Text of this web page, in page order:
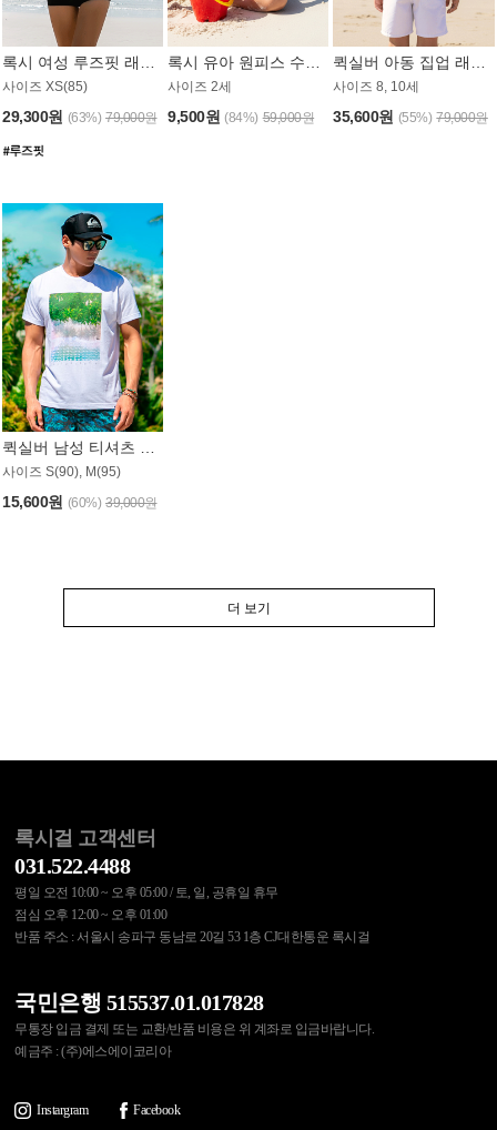
사이즈 XS(85)
29,300원 (63%) 79,000원
사이즈 2세
9,500원 (84%) 59,000원
사이즈 8, 10세
35,600원 (55%) 79,000원
퀵실버 남성 티셔츠 MST357WQS
사이즈 S(90), M(95)
15,600원 (60%) 39,000원
더 보기
록시걸 고객센터
031.522.4488
평일 오전 10:00 ~ 오후 05:00 / 토, 일, 공휴일 휴무
점심 오후 12:00 ~ 오후 01:00
반품 주소 : 서울시 송파구 동남로 20길 53 1층 CJ대한통운 록시걸
국민은행 515537.01.017828
무통장 입금 결제 또는 교환/반품 비용은 위 계좌로 입금바랍니다.
예금주 : (주)에스에이코리아
Instargram Facebook